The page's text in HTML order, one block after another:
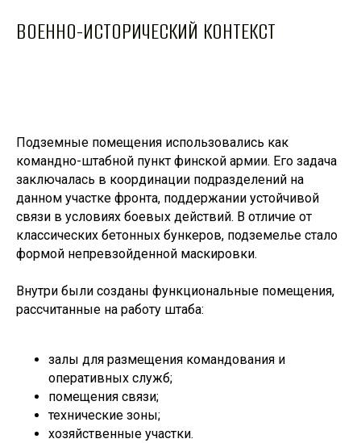
ВОЕННО-ИСТОРИЧЕСКИЙ КОНТЕКСТ
Подземные помещения использовались как
командно-штабной пункт финской армии. Его задача
заключалась в координации подразделений на
данном участке фронта, поддержании устойчивой
связи в условиях боевых действий. В отличие от
классических бетонных бункеров, подземелье стало
формой непревзойденной маскировки.
Внутри были созданы функциональные помещения,
рассчитанные на работу штаба:
залы для размещения командования и
оперативных служб;
помещения связи;
технические зоны;
хозяйственные участки.